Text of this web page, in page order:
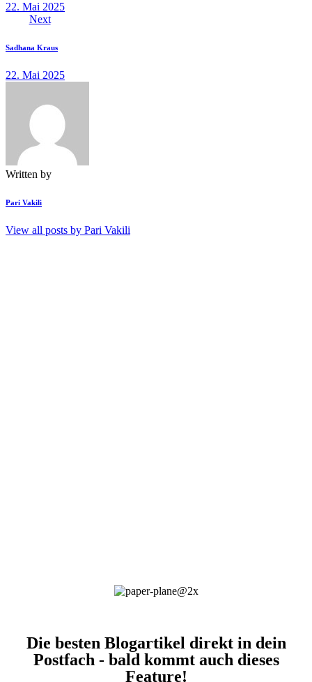
22. Mai 2025
Next
Sadhana Kraus
22. Mai 2025
Written by
Pari Vakili
View all posts by Pari Vakili
Die besten Blogartikel direkt in dein
Postfach - bald kommt auch dieses
Feature!